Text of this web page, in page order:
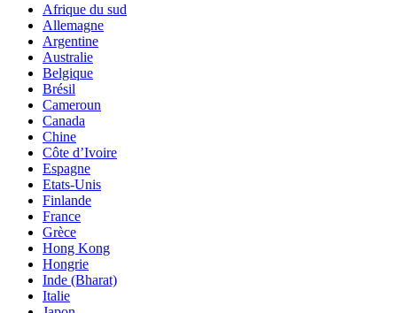
Afrique du sud
Allemagne
Argentine
Australie
Belgique
Brésil
Cameroun
Canada
Chine
Côte d’Ivoire
Espagne
Etats-Unis
Finlande
France
Grèce
Hong Kong
Hongrie
Inde (Bharat)
Italie